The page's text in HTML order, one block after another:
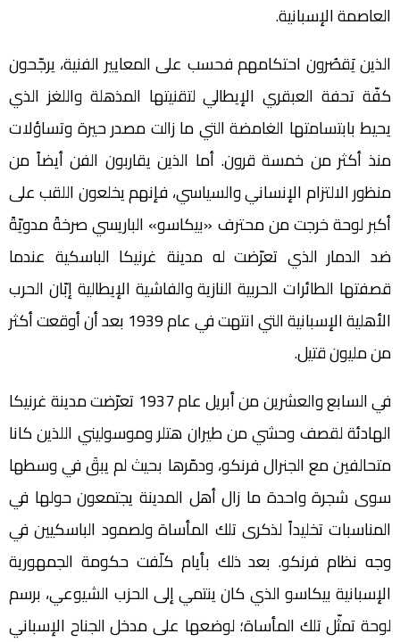
العاصمة الإسبانية.
الذين يَقصُرون احتكامهم فحسب على المعايير الفنية، يرجّحون
كفّة تحفة العبقري الإيطالي لتقنيتها المذهلة واللغز الذي
يحيط بابتسامتها الغامضة التي ما زالت مصدر حيرة وتساؤلات
منذ أكثر من خمسة قرون. أما الذين يقاربون الفن أيضاً من
منظور الالتزام الإنساني والسياسي، فإنهم يخلعون اللقب على
أكبر لوحة خرجت من محترف «بيكاسو» الباريسي صرخةً مدويّةً
ضد الدمار الذي تعرّضت له مدينة غرنيكا الباسكية عندما
قصفتها الطائرات الحربية النازية والفاشية الإيطالية إبّان الحرب
الأهلية الإسبانية التي انتهت في عام 1939 بعد أن أوقعت أكثر
من مليون قتيل.
في السابع والعشرين من أبريل عام 1937 تعرّضت مدينة غرنيكا
الهادئة لقصف وحشي من طيران هتلر وموسوليني اللذين كانا
متحالفين مع الجنرال فرنكو، ودمّرها بحيث لم يبقَ في وسطها
سوى شجرة واحدة ما زال أهل المدينة يجتمعون حولها في
المناسبات تخليداً لذكرى تلك المأساة ولصمود الباسكيين في
وجه نظام فرنكو. بعد ذلك بأيام كلّفت حكومة الجمهورية
الإسبانية بيكاسو الذي كان ينتمي إلى الحزب الشيوعي، برسم
لوحة تمثّل تلك المأساة؛ لوضعها على مدخل الجناح الإسباني